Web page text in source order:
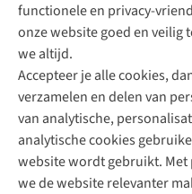
functionele en privacy-
onze website goed en veilig
we altijd.
Accepteer je alle cookies,
verzamelen en delen van
van analytische,
analytische cookies
website wordt gebruikt.
we de website relevanter
Direct advies van een
+31 (0)85 888 50 88
+31 6 12 28 49 80
Contactformulier